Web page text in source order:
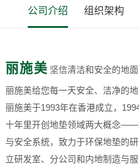
公司介绍 组织架构
丽施美 坚信清洁和安全的地
丽施美给您每一天安全、洁净的
丽施美于1993年在香港成立，
十年里开创地垫领域两大概念
与安全系统，致力于环保地垫的
立研发室、分公司和内地制造与